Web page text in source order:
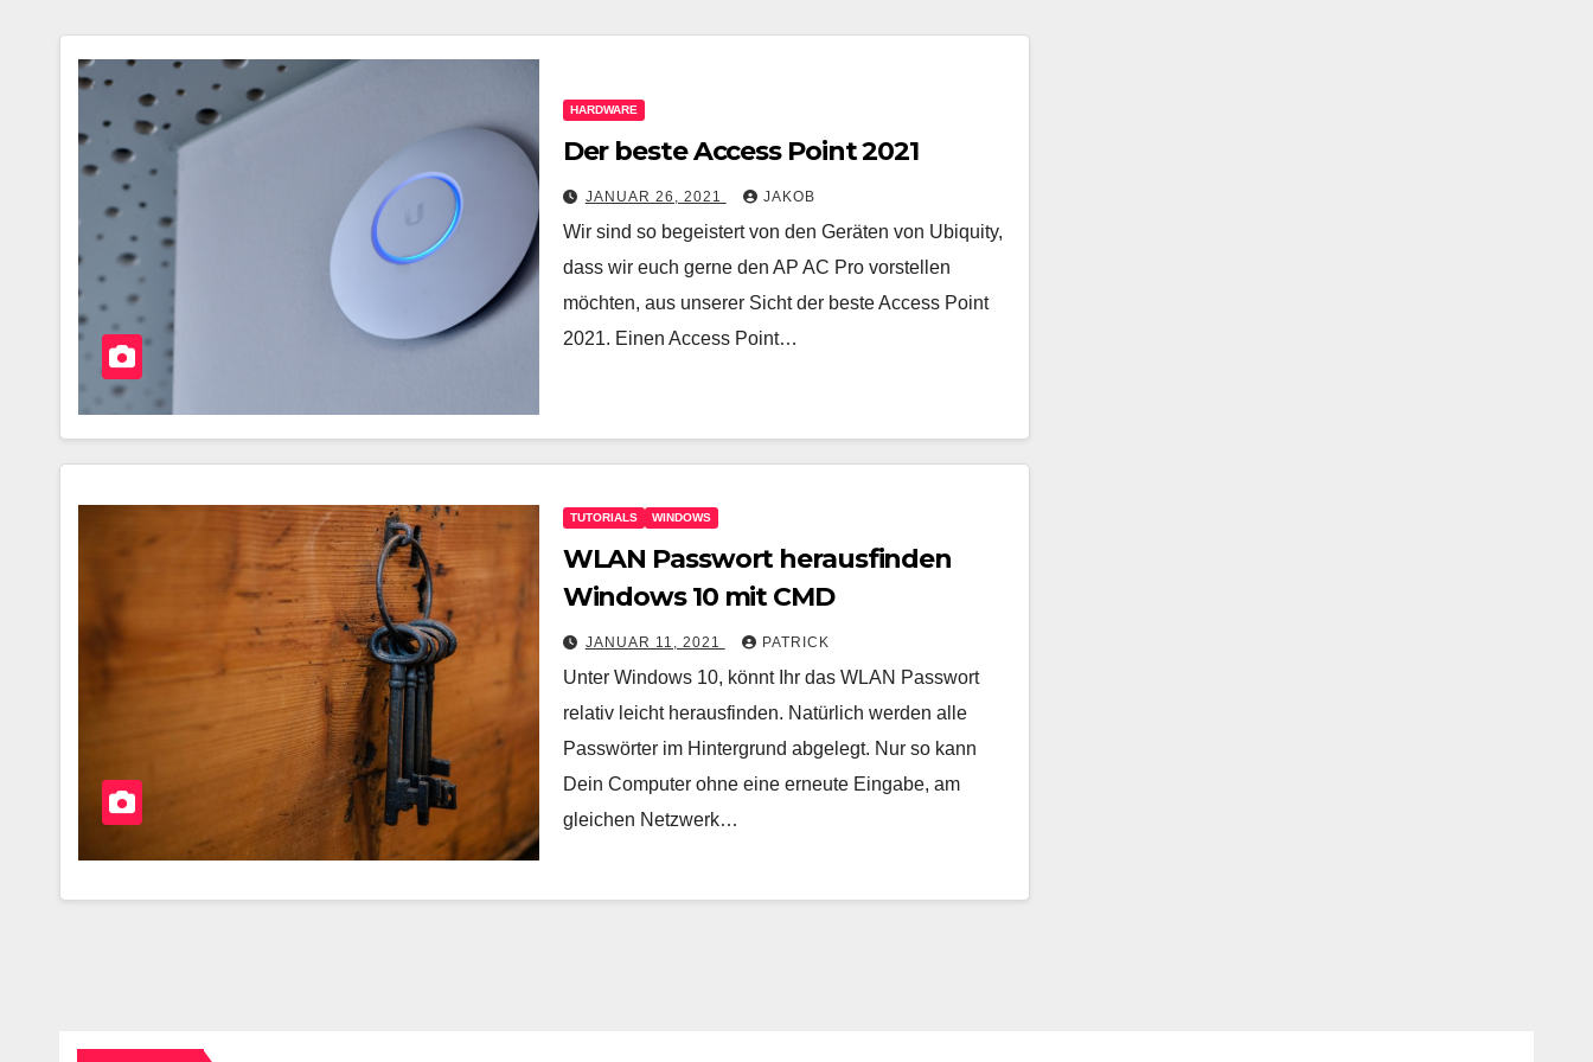
HARDWARE
Der beste Access Point 2021
JANUAR 26, 2021 JAKOB
Wir sind so begeistert von den Geräten von Ubiquity,
dass wir euch gerne den AP AC Pro vorstellen
möchten, aus unserer Sicht der beste Access Point
2021. Einen Access Point…
TUTORIALS WINDOWS
WLAN Passwort herausfinden
Windows 10 mit CMD
JANUAR 11, 2021 PATRICK
Unter Windows 10, könnt Ihr das WLAN Passwort
relativ leicht herausfinden. Natürlich werden alle
Passwörter im Hintergrund abgelegt. Nur so kann
Dein Computer ohne eine erneute Eingabe, am
gleichen Netzwerk…